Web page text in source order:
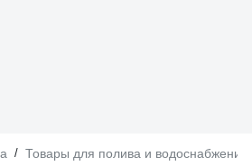
/ Товары для полива и водоснабжения